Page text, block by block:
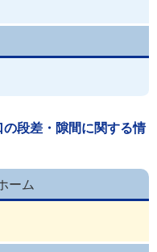
段差・隙間に関する情
ーム